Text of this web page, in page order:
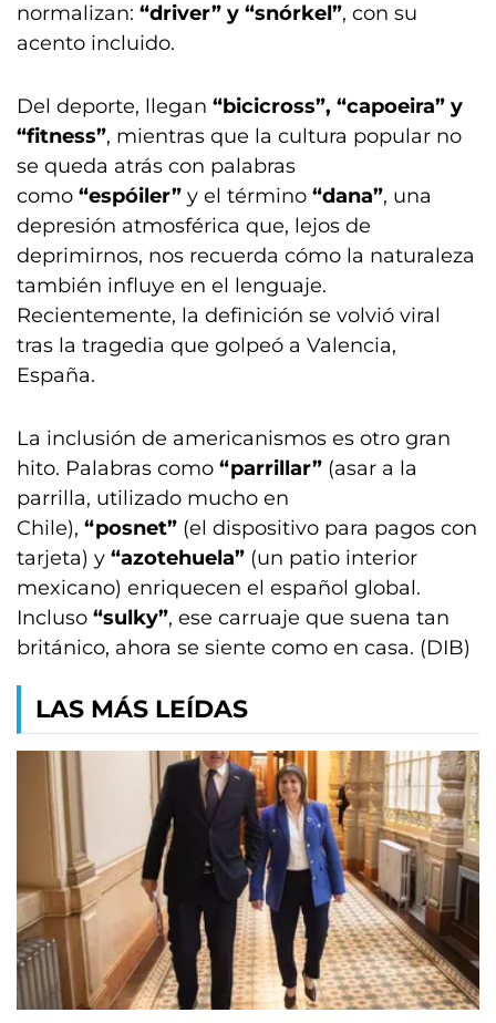
normalizan: “driver” y “snórkel”, con su
acento incluido.
Del deporte, llegan “bicicross”, “capoeira” y
“fitness”, mientras que la cultura popular no
se queda atrás con palabras
como “espóiler” y el término “dana”, una
depresión atmosférica que, lejos de
deprimirnos, nos recuerda cómo la naturaleza
también influye en el lenguaje.
Recientemente, la definición se volvió viral
tras la tragedia que golpeó a Valencia,
España.
La inclusión de americanismos es otro gran
hito. Palabras como “parrillar” (asar a la
parrilla, utilizado mucho en
Chile), “posnet” (el dispositivo para pagos con
tarjeta) y “azotehuela” (un patio interior
mexicano) enriquecen el español global.
Incluso “sulky”, ese carruaje que suena tan
británico, ahora se siente como en casa. (DIB)
LAS MÁS LEÍDAS